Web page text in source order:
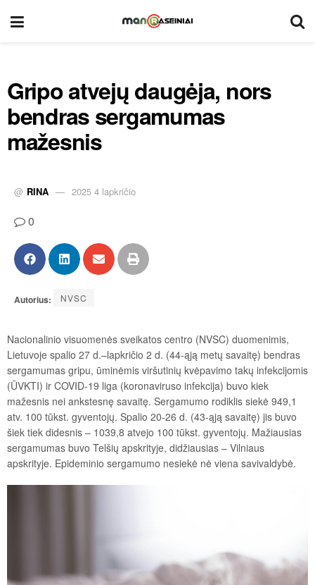
Gripo atvejų daugėja, nors
bendras sergamumas
mažesnis
@ RINA 2025 4 lapkričio
0
Autorius: NVSC
Nacionalinio visuomenės sveikatos centro (NVSC) duomenimis,
Lietuvoje spalio 27 d.–lapkričio 2 d. (44-ąją metų savaitę) bendras
sergamumas gripu, ūminėmis viršutinių kvėpavimo takų infekcijomis
(ŪVKTI) ir COVID-19 liga (koronaviruso infekcija) buvo kiek
mažesnis nei ankstesnę savaitę. Sergamumo rodiklis siekė 949,1
atv. 100 tūkst. gyventojų. Spalio 20-26 d. (43-ąją savaitę) jis buvo
šiek tiek didesnis – 1039,8 atvejo 100 tūkst. gyventojų. Mažiausias
sergamumas buvo Telšių apskrityje, didžiausias – Vilniaus
apskrityje. Epideminio sergamumo nesiekė nė viena savivaldybė.